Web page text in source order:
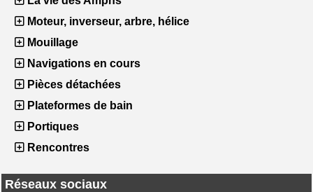
Moteur, inverseur, arbre, hélice
Mouillage
Navigations en cours
Pièces détachées
Plateformes de bain
Portiques
Rencontres
Réseaux sociaux